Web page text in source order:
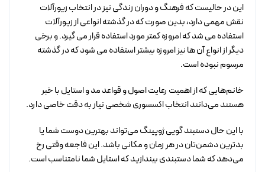
این در حالیست که فرهنگ و دوران زندگی نیز در انتخاب زیورآلات
نقش مهمی دارد، بدین صورت که در گذشته انواعی از زیورآلات
استفاده می شد که امروزه کمتر مورد استفاده قرار می گیرد. و برخی
دیگر از انواع آن ها نیز امروزه بیشتر استفاده می شود که در گذشته
مرسوم نبوده است.
خانم‌هایی که از اهمیت رعایت اصول و قواعد مد و استایل با خبر
هستند می‌دانند انتخاب اکسسوری شخصی نیاز به دقت خاصی دارد.
با این حال دستبند گویی ژوپینگ می‌تواند بهترین دوست شما یا
بدترین دشمن‌تان در هر زمان و مکانی باشد. این فاجعه وقتی رخ
می‌دهد که شما دستبندی بیندازید که استایل شما نامتناسب است.